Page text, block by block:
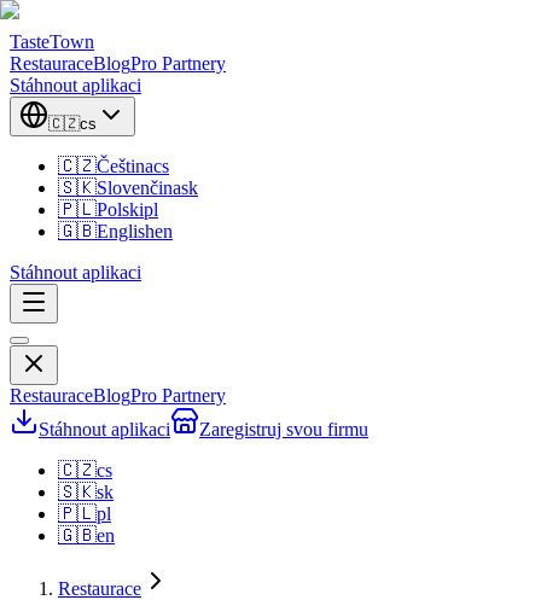
TasteTown
RestauraceBlogPro Partnery
Stáhnout aplikaci
🇨🇿cs
🇨🇿Češtinacs
🇸🇰Slovenčinask
🇵🇱Polskipl
🇬🇧Englishen
Stáhnout aplikaci
RestauraceBlogPro Partnery
Stáhnout aplikaci
Zaregistruj svou firmu
🇨🇿cs
🇸🇰sk
🇵🇱pl
🇬🇧en
Restaurace